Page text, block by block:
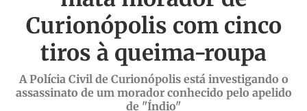
Curionópolis com cinco
tiros à queima-roupa
A Polícia Civil de Curionópolis está investigando o
assassinato de um morador conhecido pelo apelido
de "Índio"